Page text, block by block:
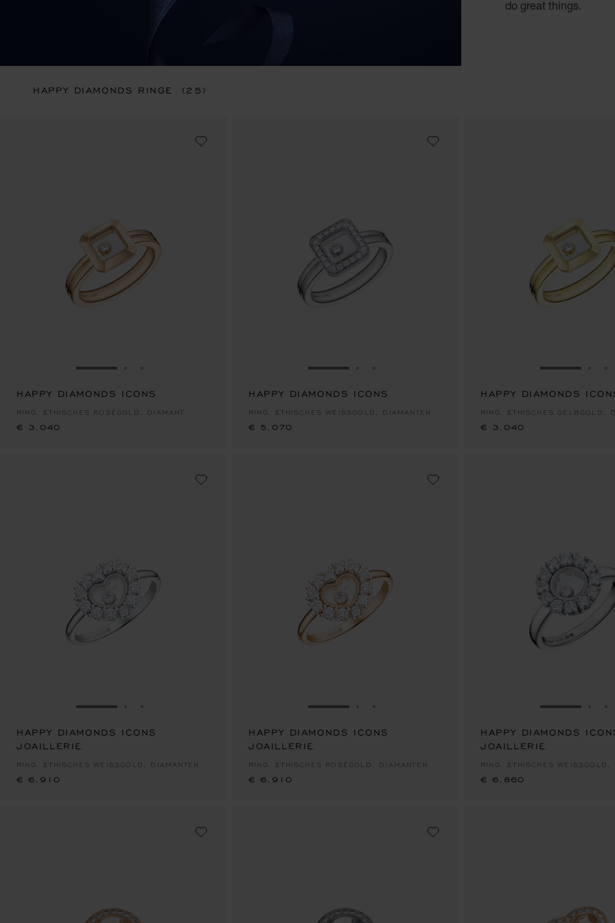
do great things.
HAPPY DIAMONDS RINGE (25)
ZUR FOLIE GEHEN 1
HAPPY DIAMONDS ICONS
RING, ETHISCHES ROSÉGOLD, DIAMANT
€ 3,040
€ 3,040
ZUR FOLIE GEHEN 1
HAPPY DIAMONDS ICONS
RING, ETHISCHES WEISSGOLD, DIAMANTEN
€ 5,070
€ 5,070
ZUR FOLIE
HAPPY DIAMONDS
RING, ETHISCHES GELBGOLD,
€ 3,040
€ 3,040
ZUR FOLIE GEHEN 1
HAPPY DIAMONDS ICONS
JOAILLERIE
RING, ETHISCHES WEISSGOLD, DIAMANTEN
€ 6,910
€ 6,910
ZUR FOLIE GEHEN 1
HAPPY DIAMONDS ICONS
JOAILLERIE
RING, ETHISCHES ROSÉGOLD, DIAMANTEN
€ 6,910
€ 6,910
ZUR FOLIE
HAPPY DIAMONDS
JOAILLERIE
RING, ETHISCHES WEISSGOLD,
€ 6,860
€ 6,860